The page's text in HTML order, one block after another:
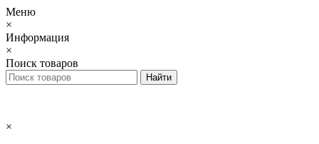
Меню
×
Информация
×
Поиск товаров
×